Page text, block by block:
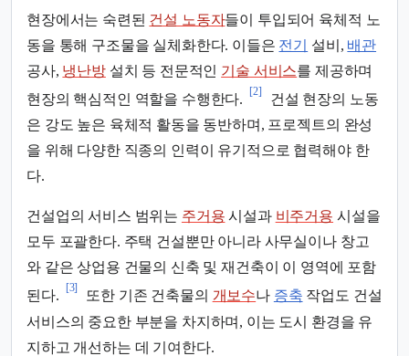
현장에서는 숙련된 건설 노동자들이 투입되어 육체적 노
동을 통해 구조물을 실체화한다. 이들은 전기 설비, 배관
공사, 냉난방설치 등 전문적인 기술 서비스를 제공하며
현장의 핵심적인 역할을 수행한다.
[2]
건설 현장의 노동
은 강도 높은 육체적 활동을 동반하며, 프로젝트의 완성
을 위해 다양한 직종의 인력이 유기적으로 협력해야 한
다.
건설업의 서비스 범위는 주거용 시설과 비주거용 시설을
모두 포괄한다. 주택 건설뿐만 아니라 사무실이나 창고
와 같은 상업용 건물의 신축 및 재건축이 이 영역에 포함
된다.
[3]
또한 기존 건축물의 개보수나 증축 작업도 건설
서비스의 중요한 부분을 차지하며, 이는 도시 환경을 유
지하고 개선하는 데 기여한다.